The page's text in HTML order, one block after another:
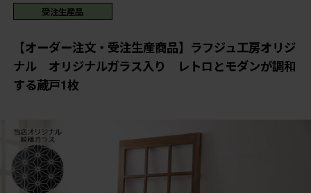
オリジナル オリジナルガラス入り レトロとモダンが
調和する蔵戸1枚
ラフジュ工房 > ドア・建具・建築部材
【オーダー注文・受注生産商品】ラフジュ工房オリジナ
ル オリジナルガラス入り レトロとモダンが調和する
蔵戸1枚
ラフジュ工房 > ドア・建具・建築部材
玄関ドア・
玄関戸
房オリジナル オリジナルガラス入り レトロとモダン
が調和する蔵戸1枚
受注生産品
【オーダー注文・受注生産商品】ラフジュ工房オリジ
ナル オリジナルガラス入り レトロとモダンが調和
する蔵戸1枚